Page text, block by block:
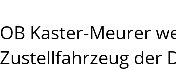
OB Kaster-Meurer
Zustellfahrzeug der